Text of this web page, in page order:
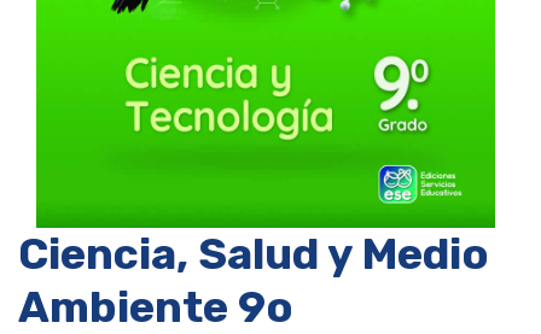
Ciencia, Salud y Medio
Ambiente 9o